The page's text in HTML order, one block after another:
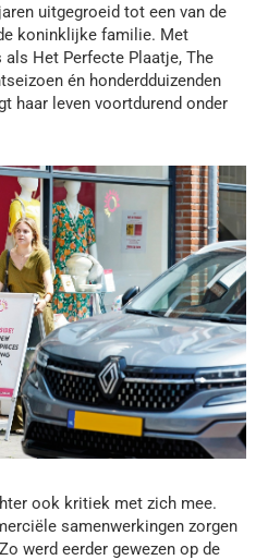
uitgegroeid tot een van de
koninklijke familie. Met
als Het Perfecte Plaatje, The
én honderdduizenden
haar leven voortdurend onder
ook kritiek met zich mee.
samenwerkingen zorgen
werd eerder gewezen op de